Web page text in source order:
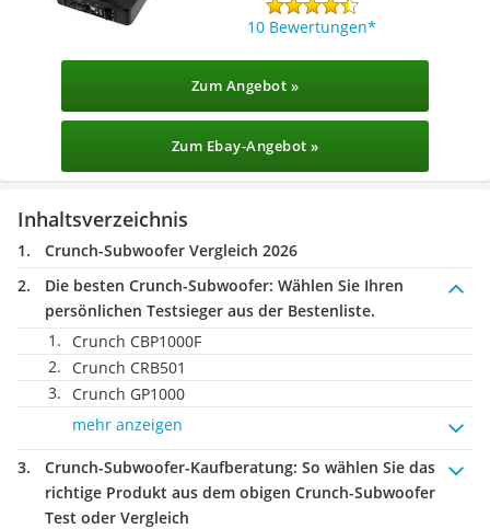
10 Bewertungen
Zum Angebot »
Zum Ebay-Angebot »
Inhaltsverzeichnis
Crunch-Subwoofer Vergleich 2026
Die besten Crunch-Subwoofer: Wählen Sie Ihren
persönlichen Testsieger aus der Bestenliste.
Crunch CBP1000F
Crunch CRB501
Crunch GP1000
mehr anzeigen
Crunch-Subwoofer-Kaufberatung: So wählen Sie das
richtige Produkt aus dem obigen Crunch-Subwoofer
Test oder Vergleich